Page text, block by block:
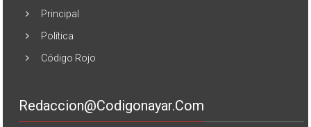
Principal
Política
Código Rojo
Redaccion@codigonayar.com